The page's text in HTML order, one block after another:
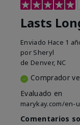
Lasts
Enviado Hace 1
por Sheryl
de Denver, NC
Comprador
Evaluado en
marykay.com/en-
Comentarios